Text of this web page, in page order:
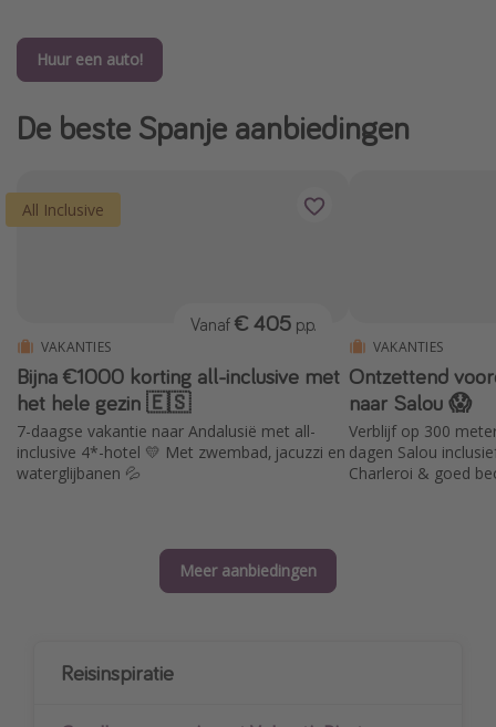
Huur een auto!
De beste Spanje aanbiedingen
All Inclusive
VAKANTIES
Bijna €1000 korting all-inclusive met
het hele gezin 🇪🇸
7-daagse vakantie naar Andalusië met all-
inclusive 4*-hotel 💛 Met zwembad, jacuzzi en
waterglijbanen 💦
Vanaf € 405 p.p.
VAKANTIES
Ontzettend
naar Salou 😱
Verblijf op 300
dagen Salou
Charleroi & goed
Meer aanbiedingen
Reisinspiratie